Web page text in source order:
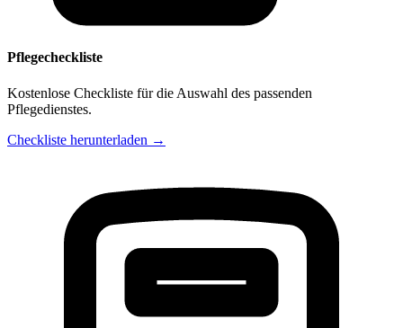
Pflegecheckliste
Kostenlose Checkliste für die Auswahl des passenden
Pflegedienstes.
Checkliste herunterladen →